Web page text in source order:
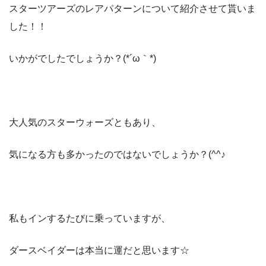
スターツアーズのレアパターンについて紹介させて貰いま
した！！
いかがでしたでしょうか？(*´ω｀*)
大人気のスターウォーズともあり、
気になる方も多かったのではないでしょうか？(^^♪
私もインするたびに乗っていますが、
ダースベイダーは本当に運だと思います☆